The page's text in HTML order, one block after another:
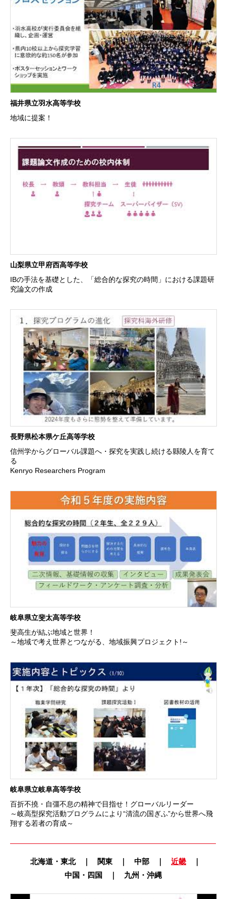
福井県立羽水高等学校
地域に提案！
山梨県立甲府西高等学校
IBの手法を基礎とした、「総合的な探究の時間」における課題研
究論文の作成
長野県松本県ケ丘高等学校
信州学からグローバル課題へ・探究を実践し続ける縣陵人を育て
る
Kenryo Researchers Program
岐阜県立斐太高等学校
斐高生が結ぶ地域と世界！
～地域で考え世界とつながる、地域振興プロジェクト!～
岐阜県立岐阜高等学校
百折不撓・自彊不息の精神で目指せ！グローバルリーダー
～岐高型探究活動プログラムにより“清流の国ぎふ”から世界へ飛
翔する若者の育成～
北海道・東北 ｜ 関東 ｜ 中部 ｜ 近畿
｜
中国・四国
｜ 九州・沖縄